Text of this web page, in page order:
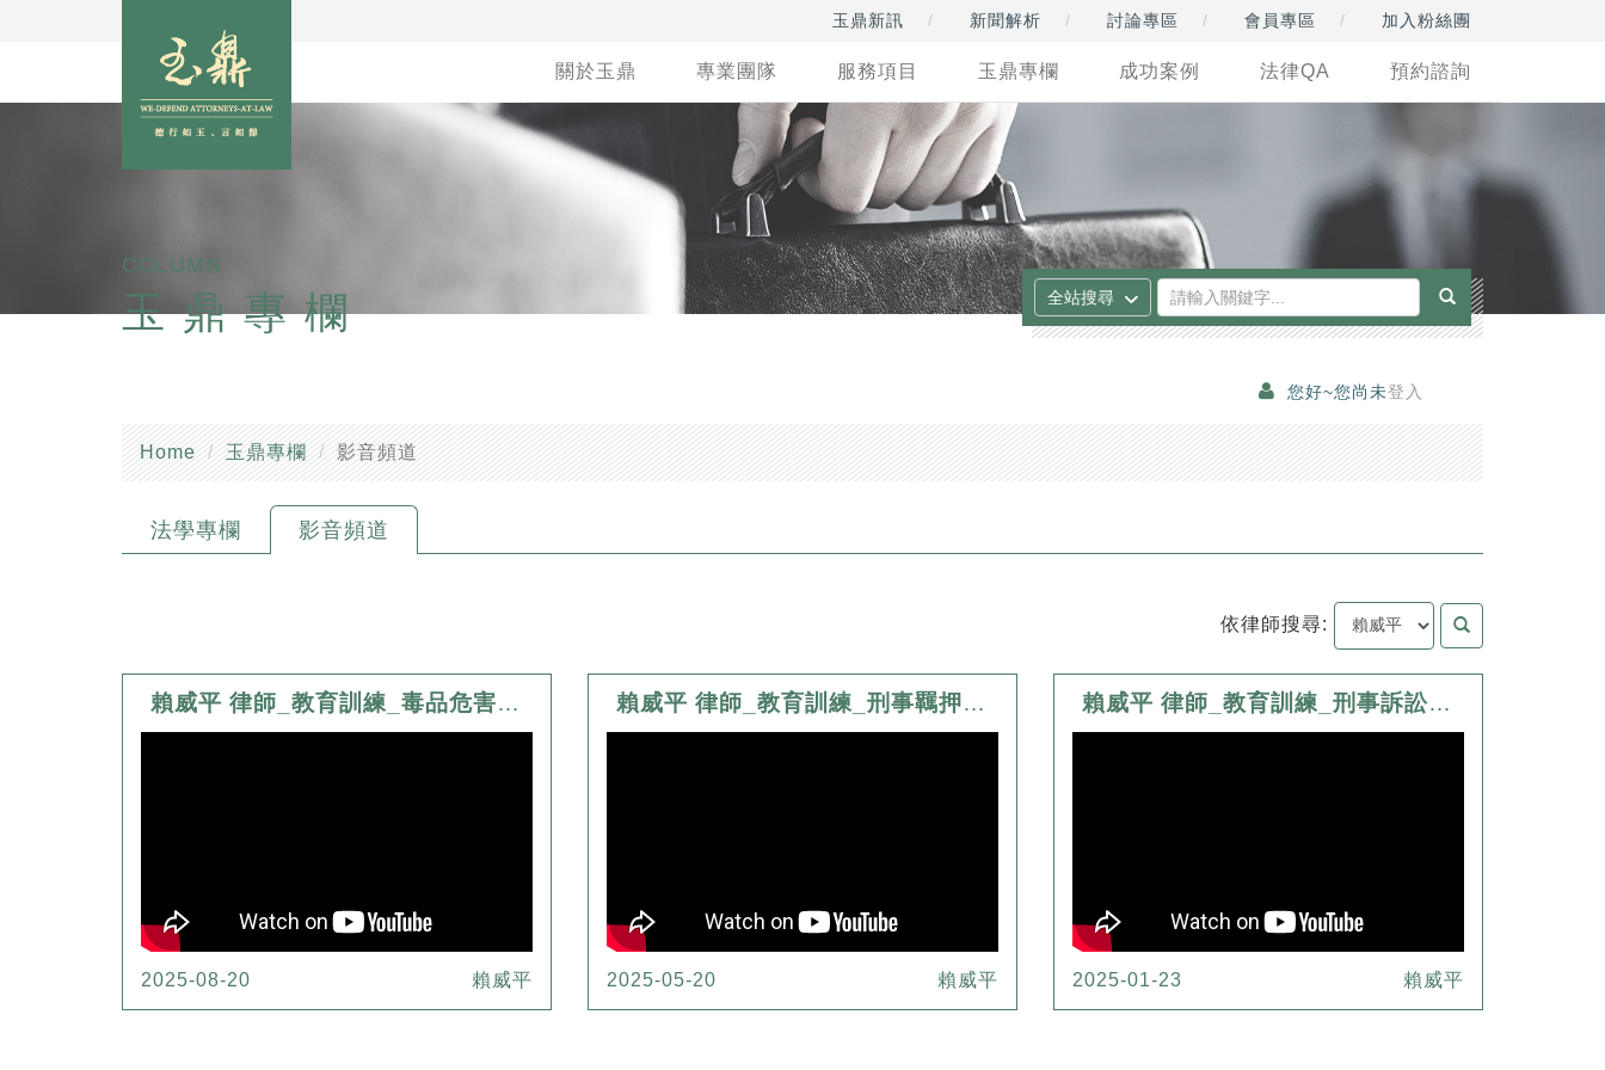
玉鼎新訊 新聞解析 討論專區 會員專區 加入粉絲團
關於玉鼎 專業團隊 服務項目 玉鼎專欄 成功案例 法律QA 預約諮詢
COLUMN
玉鼎專欄
您好~您尚未登入
Home 玉鼎專欄 影音頻道
法學專欄 影音頻道
依律師搜尋:
賴威平 律師_教育訓練_毒品危害防制條例簡析
2025-08-20 賴威平
賴威平 律師_教育訓練_刑事羈押制度與新法修正簡介
2025-05-20 賴威平
賴威平 律師_教育訓練_刑事訴訟法修法及相關判決簡介
2025-01-23 賴威平